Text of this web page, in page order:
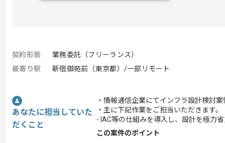
契約形態
業務委託（フリーランス）
最寄り駅
新宿御苑前（東京都）/一部リモート
あなたに担当していた
だくこと
・情報通信企業にてインフラ設計検討
・主に下記作業をご担当いただきます。
- IAC等の仕組みを導入し、設計を極力
この案件のポイント